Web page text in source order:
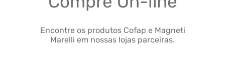
Encontre os produtos Cofap e Magneti
Marelli em nossas lojas parceiras.